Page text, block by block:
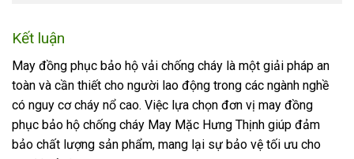
Kết luận
May đồng phục bảo hộ vải chống cháy là một giải pháp an
toàn và cần thiết cho người lao động trong các ngành nghề
có nguy cơ cháy nổ cao. Việc lựa chọn đơn vị may đồng
phục bảo hộ chống cháy May Mặc Hưng Thịnh giúp đảm
bảo chất lượng sản phẩm, mang lại sự bảo vệ tối ưu cho